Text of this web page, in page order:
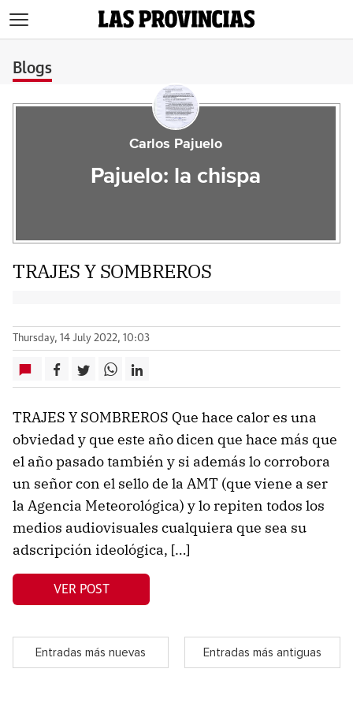
Blogs
Carlos Pajuelo
Pajuelo: la chispa
TRAJES Y SOMBREROS
Thursday, 14 July 2022, 10:03
TRAJES Y SOMBREROS Que hace calor es una
obviedad y que este año dicen que hace más que
el año pasado también y si además lo corrobora
un señor con el sello de la AMT (que viene a ser
la Agencia Meteorológica) y lo repiten todos los
medios audiovisuales cualquiera que sea su
adscripción ideológica, […]
VER POST
Entradas más nuevas Entradas más antiguas